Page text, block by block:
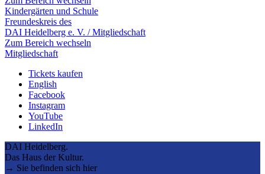
Kindergärten und Schule
Freundeskreis des
DAI Heidelberg e. V. / Mitgliedschaft
Zum Bereich wechseln
Mitgliedschaft
Tickets kaufen
English
Facebook
Instagram
YouTube
LinkedIn
DAI Heidelberg.
Das Haus der Kultur.
→ Sie befinden sich hier